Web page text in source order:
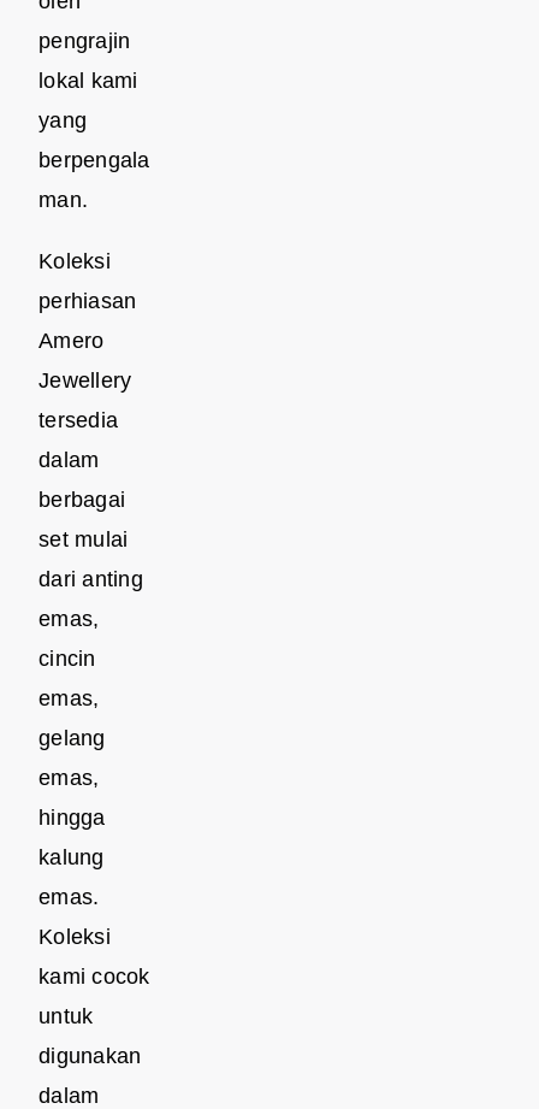
pengrajin
lokal kami
yang
berpengala
man.
Koleksi
perhiasan
Amero
Jewellery
tersedia
dalam
berbagai
set mulai
dari anting
emas,
cincin
emas,
gelang
emas,
hingga
kalung
emas.
Koleksi
kami cocok
untuk
digunakan
dalam